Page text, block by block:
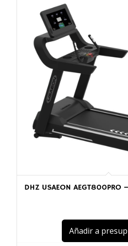
DHZ USAEON AEGT800PRO
Añadir a